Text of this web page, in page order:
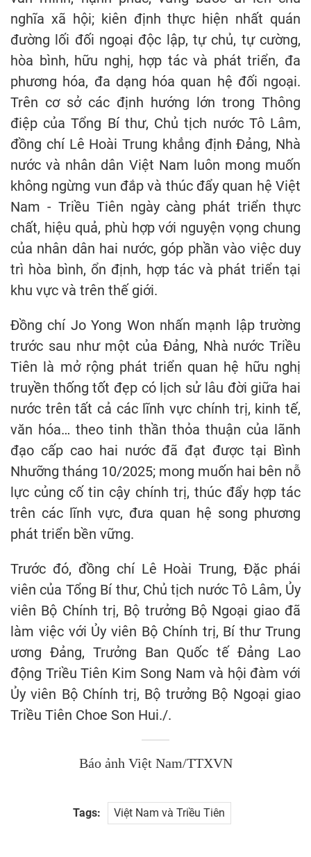
nghĩa xã hội; kiên định thực hiện nhất quán
đường lối đối ngoại độc lập, tự chủ, tự cường,
hòa bình, hữu nghị, hợp tác và phát triển, đa
phương hóa, đa dạng hóa quan hệ đối ngoại.
Trên cơ sở các định hướng lớn trong Thông
điệp của Tổng Bí thư, Chủ tịch nước Tô Lâm,
đồng chí Lê Hoài Trung khẳng định Đảng, Nhà
nước và nhân dân Việt Nam luôn mong muốn
không ngừng vun đắp và thúc đẩy quan hệ Việt
Nam - Triều Tiên ngày càng phát triển thực
chất, hiệu quả, phù hợp với nguyện vọng chung
của nhân dân hai nước, góp phần vào việc duy
trì hòa bình, ổn định, hợp tác và phát triển tại
khu vực và trên thế giới.
Đồng chí Jo Yong Won nhấn mạnh lập trường
trước sau như một của Đảng, Nhà nước Triều
Tiên là mở rộng phát triển quan hệ hữu nghị
truyền thống tốt đẹp có lịch sử lâu đời giữa hai
nước trên tất cả các lĩnh vực chính trị, kinh tế,
văn hóa… theo tinh thần thỏa thuận của lãnh
đạo cấp cao hai nước đã đạt được tại Bình
Nhưỡng tháng 10/2025; mong muốn hai bên nỗ
lực củng cố tin cậy chính trị, thúc đẩy hợp tác
trên các lĩnh vực, đưa quan hệ song phương
phát triển bền vững.
Trước đó, đồng chí Lê Hoài Trung, Đặc phái
viên của Tổng Bí thư, Chủ tịch nước Tô Lâm, Ủy
viên Bộ Chính trị, Bộ trưởng Bộ Ngoại giao đã
làm việc với Ủy viên Bộ Chính trị, Bí thư Trung
ương Đảng, Trưởng Ban Quốc tế Đảng Lao
động Triều Tiên Kim Song Nam và hội đàm với
Ủy viên Bộ Chính trị, Bộ trưởng Bộ Ngoại giao
Triều Tiên Choe Son Hui./.
Báo ảnh Việt Nam/TTXVN
Tags: Việt Nam và Triều Tiên